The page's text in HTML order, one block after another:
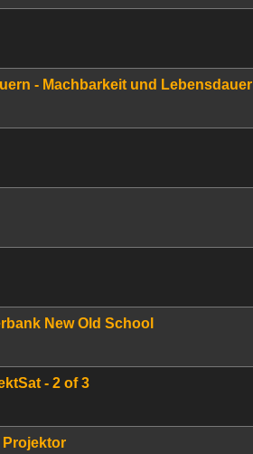
- Machbarkeit und Lebensdauer
New Old School
- 2 of 3
Projektor